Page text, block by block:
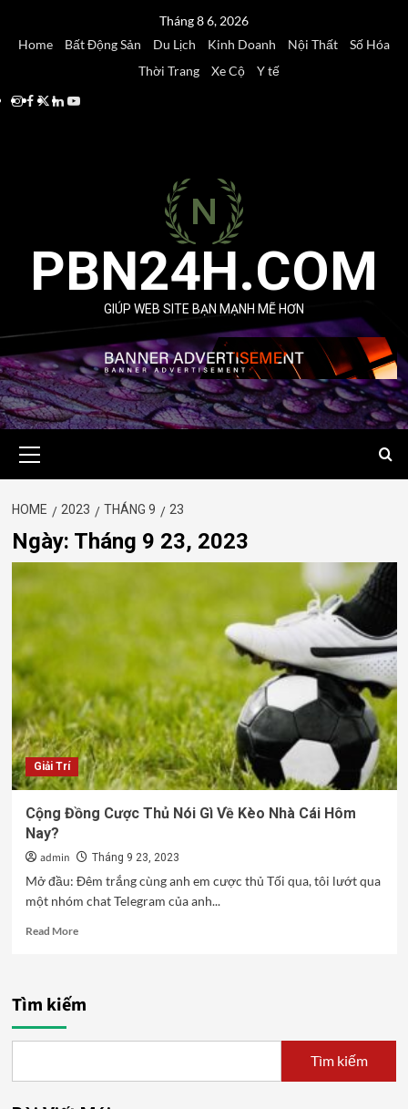
Tháng 8 6, 2026
Home
Bất Động Sản Du Lịch Kinh Doanh Nội Thất
Số Hóa
Thời Trang
Xe Cộ
Y tế
Instagram
Facebook
Twitter
Linkedin
Youtube
PBN24H.COM
GIÚP WEB SITE BẠN MẠNH MẼ HƠN
Menu
HOME 2023 THÁNG 9 23
Ngày: Tháng 9 23, 2023
Giải Trí
Cộng Đồng Cược Thủ Nói Gì Về Kèo Nhà Cái Hôm
Nay?
admin Tháng 9 23, 2023
Mở đầu: Đêm trắng cùng anh em cược thủ Tối qua, tôi lướt qua
một nhóm chat Telegram của anh...
Read MoreRead
Cược
Về
Tìm kiếm
Tìm kiếm